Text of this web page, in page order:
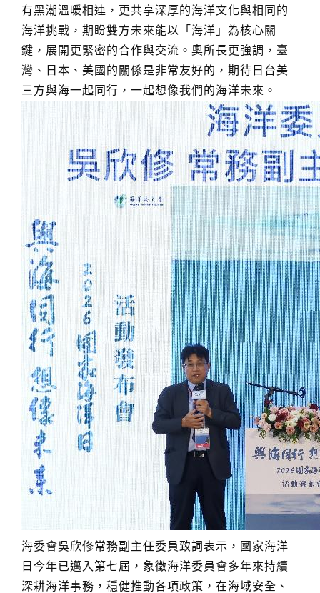
有黑潮溫暖相連，更共享深厚的海洋文化與相同的
海洋挑戰，期盼雙方未來能以「海洋」為核心關
鍵，展開更緊密的合作與交流。奧所長更強調，臺
灣、日本、美國的關係是非常友好的，期待日台美
三方與海一起同行，一起想像我們的海洋未來。
海委會吳欣修常務副主任委員致詞表示，國家海洋
日今年已邁入第七屆，象徵海洋委員會多年來持續
深耕海洋事務，穩健推動各項政策，在海域安全、